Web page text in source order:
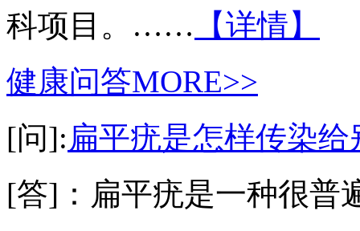
科项目。…… 【详情】
健康问答MORE>>
[问]:扁平疣是怎样传染给
[答]：扁平疣是一种很普